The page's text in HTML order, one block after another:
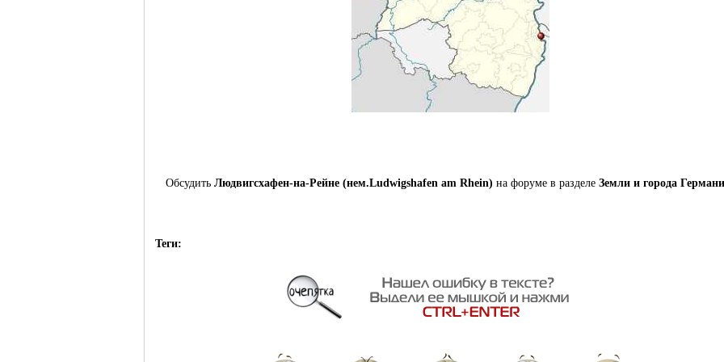
Обсудить Людвигсхафен-на-Рейне (нем.Ludwigshafen am Rhein) на форуме в разделе Земли и города
Теги: